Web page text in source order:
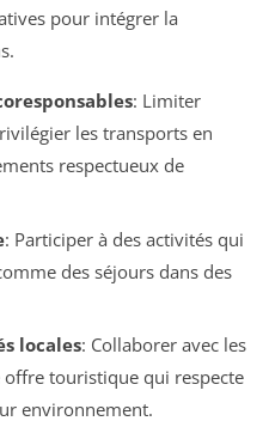
pour intégrer la
: Limiter
les transports en
respectueux de
: Participer à des activités qui
des séjours dans des
locales: Collaborer avec les
touristique qui respecte
environnement.